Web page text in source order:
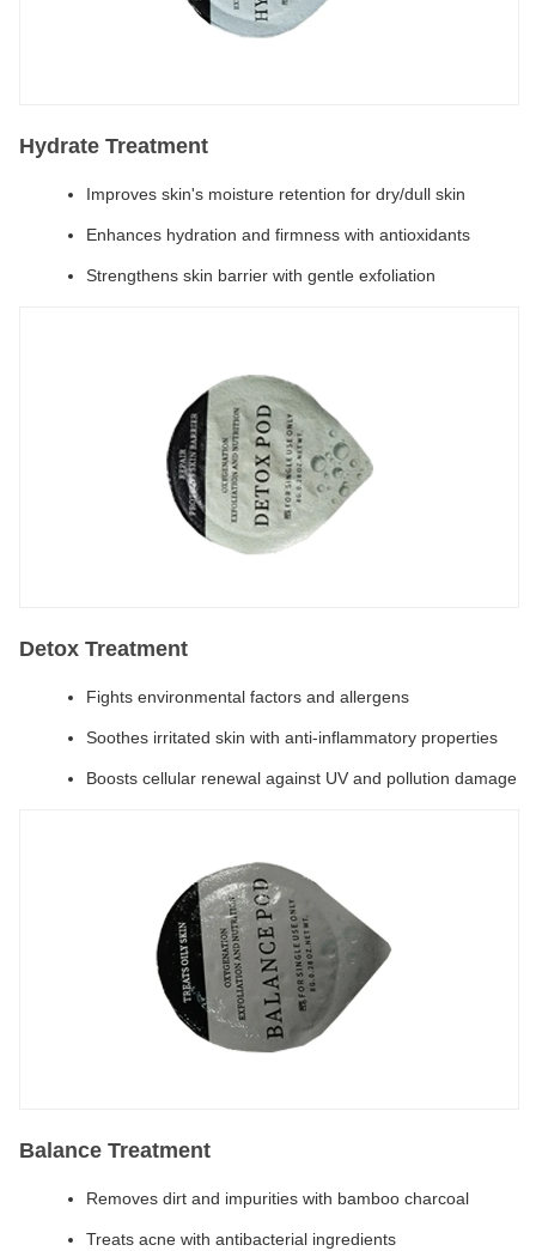
Hydrate Treatment
Improves skin's moisture retention for dry/dull skin
Enhances hydration and firmness with antioxidants
Strengthens skin barrier with gentle exfoliation
Detox Treatment
Fights environmental factors and allergens
Soothes irritated skin with anti-inflammatory properties
Boosts cellular renewal against UV and pollution damage
Balance Treatment
Removes dirt and impurities with bamboo charcoal
Treats acne with antibacterial ingredients